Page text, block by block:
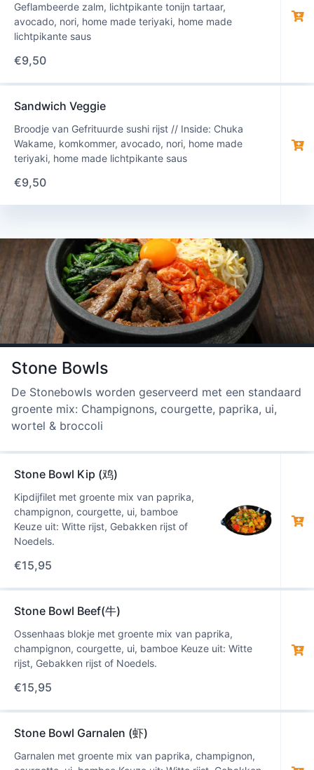
Geflambeerde zalm, lichtpikante tonijn tartaar,
avocado, nori, home made teriyaki, home made
lichtpikante saus
€9,50
Sandwich Veggie
Broodje van Gefrituurde sushi rijst // Inside: Chuka
Wakame, komkommer, avocado, nori, home made
teriyaki, home made lichtpikante saus
€9,50
Stone Bowls
De Stonebowls worden geserveerd met een standaard
groente mix: Champignons, courgette, paprika, ui,
wortel & broccoli
Stone Bowl Kip (鸡)
Kipdijfilet met groente mix van paprika,
champignon, courgette, ui, bamboe
Keuze uit: Witte rijst, Gebakken rijst of
Noedels.
€15,95
Stone Bowl Beef(牛)
Ossenhaas blokje met groente mix van paprika,
champignon, courgette, ui, bamboe Keuze uit: Witte
rijst, Gebakken rijst of Noedels.
€15,95
Stone Bowl Garnalen (虾)
Garnalen met groente mix van paprika, champignon,